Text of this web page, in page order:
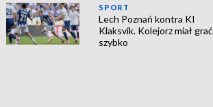
SPORT
Lech Poznań kontra KI
Klaksvik. Kolejorz miał grać
szybko